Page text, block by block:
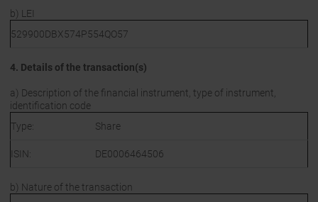
b) LEI
529900DBX574P554QO57
4. Details of the transaction(s)
a) Description of the financial instrument, type of instrument,
identification code
Type:
Share
ISIN: DE0006464506
b) Nature of the transaction